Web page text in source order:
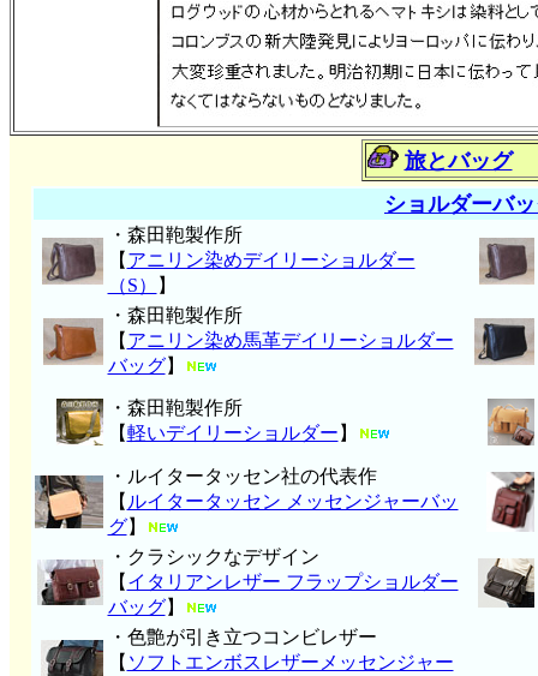
旅とバッグ
ショルダーバ
・森田鞄製作所
【 アニリン染めデイリーショルダー
（S）
】
・森田鞄製作所
【 アニリン染め馬革デイリーショルダー
バッグ】
・森田鞄製作所
【軽いデイリーショルダー 】
・ルイタータッセン社の代表作
【 ルイタータッセン メッセンジャーバッ
グ】
・クラシックなデザイン
【 イタリアンレザー フラップショルダー
バッグ】
・色艶が引き立つコンビレザー
【 ソフトエンボスレザーメッセンジャー